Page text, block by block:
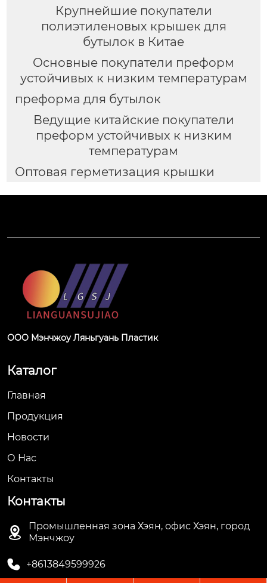
Крупнейшие покупатели
полиэтиленовых крышек для
бутылок в Китае
Основные покупатели преформ
устойчивых к низким температурам
преформа для бутылок
Ведущие китайские покупатели
преформ устойчивых к низким
температурам
Оптовая герметизация крышки
ООО Мэнчжоу Ляньгуань Пластик
Каталог
Главная
Продукция
Новости
О Hас
Контакты
Контакты

Промышленная зона Хэян, офис Хэян, город
Мэнчжоу
 +8613849599926